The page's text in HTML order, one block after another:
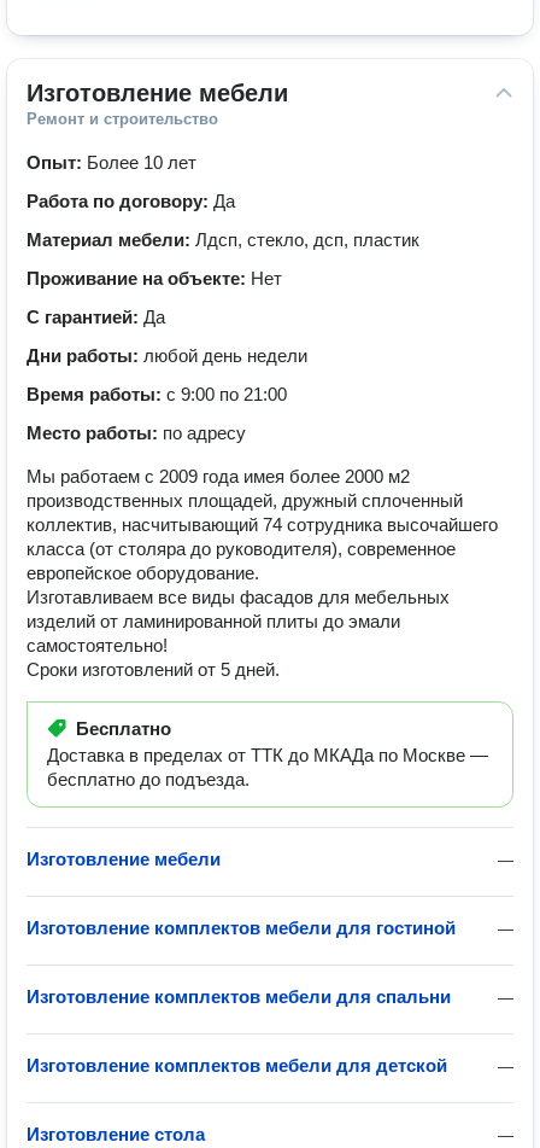
Изготовление мебели
Ремонт и строительство
Опыт: Более 10 лет
Работа по договору: Да
Материал мебели: Лдсп, стекло, дсп, пластик
Проживание на объекте: Нет
С гарантией: Да
Дни работы: любой день недели
Время работы: с 9:00 по 21:00
Место работы: по адресу
Мы работаем с 2009 года имея более 2000 м2
производственных площадей, дружный сплоченный
коллектив, насчитывающий 74 сотрудника высочайшего
класса (от столяра до руководителя), современное
европейское оборудование.
Изготавливаем все виды фасадов для мебельных
изделий от ламинированной плиты до эмали
самостоятельно!
Сроки изготовлений от 5 дней.
Бесплатно
Доставка в пределах от ТТК до МКАДа по Москве —
бесплатно до подъезда.
—
Изготовление мебели
—
Изготовление комплектов мебели для гостиной
—
Изготовление комплектов мебели для спальни
—
Изготовление комплектов мебели для детской
—
Изготовление стола